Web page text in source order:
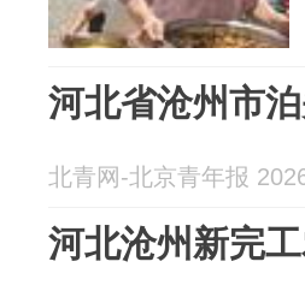
河北省沧州市
北青网-北京青年报
河北沧州新完